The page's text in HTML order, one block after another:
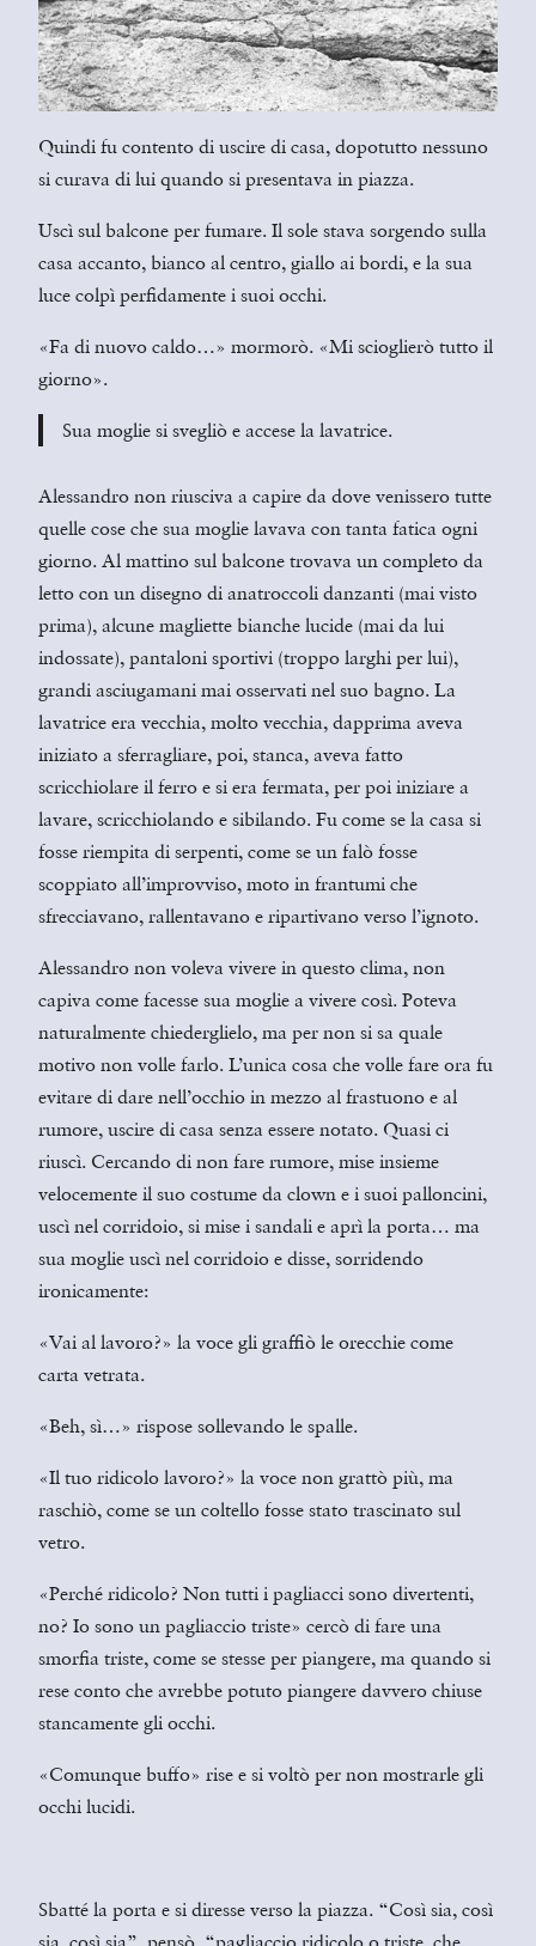
Quindi fu contento di uscire di casa, dopotutto nessuno
si curava di lui quando si presentava in piazza.
Uscì sul balcone per fumare. Il sole stava sorgendo sulla
casa accanto, bianco al centro, giallo ai bordi, e la sua
luce colpì perfidamente i suoi occhi.
«Fa di nuovo caldo…» mormorò. «Mi scioglierò tutto il
giorno».
Sua moglie si svegliò e accese la lavatrice.
Alessandro non riusciva a capire da dove venissero tutte
quelle cose che sua moglie lavava con tanta fatica ogni
giorno. Al mattino sul balcone trovava un completo da
letto con un disegno di anatroccoli danzanti (mai visto
prima), alcune magliette bianche lucide (mai da lui
indossate), pantaloni sportivi (troppo larghi per lui),
grandi asciugamani mai osservati nel suo bagno. La
lavatrice era vecchia, molto vecchia, dapprima aveva
iniziato a sferragliare, poi, stanca, aveva fatto
scricchiolare il ferro e si era fermata, per poi iniziare a
lavare, scricchiolando e sibilando. Fu come se la casa si
fosse riempita di serpenti, come se un falò fosse
scoppiato all’improvviso, moto in frantumi che
sfrecciavano, rallentavano e ripartivano verso l’ignoto.
Alessandro non voleva vivere in questo clima, non
capiva come facesse sua moglie a vivere così. Poteva
naturalmente chiederglielo, ma per non si sa quale
motivo non volle farlo. L’unica cosa che volle fare ora fu
evitare di dare nell’occhio in mezzo al frastuono e al
rumore, uscire di casa senza essere notato. Quasi ci
riuscì. Cercando di non fare rumore, mise insieme
velocemente il suo costume da clown e i suoi palloncini,
uscì nel corridoio, si mise i sandali e aprì la porta… ma
sua moglie uscì nel corridoio e disse, sorridendo
ironicamente:
«Vai al lavoro?» la voce gli graffiò le orecchie come
carta vetrata.
«Beh, sì…» rispose sollevando le spalle.
«Il tuo ridicolo lavoro?» la voce non grattò più, ma
raschiò, come se un coltello fosse stato trascinato sul
vetro.
«Perché ridicolo? Non tutti i pagliacci sono divertenti,
no? Io sono un pagliaccio triste» cercò di fare una
smorfia triste, come se stesse per piangere, ma quando si
rese conto che avrebbe potuto piangere davvero chiuse
stancamente gli occhi.
«Comunque buffo» rise e si voltò per non mostrarle gli
occhi lucidi.
Sbatté la porta e si diresse verso la piazza. “Così sia, così
sia, così sia”, pensò, “pagliaccio ridicolo o triste, che